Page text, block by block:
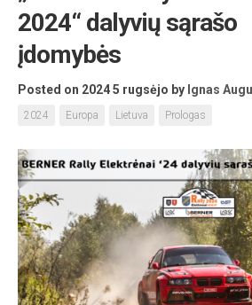
2024“ dalyvių sąrašo
įdomybės
Posted on 2024 5 rugsėjo by Ignas
2024 Europa Lietuva Prologas